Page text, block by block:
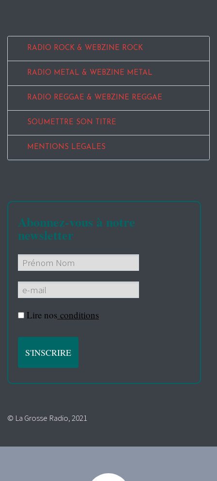
RADIO ROCK & WEBZINE ROCK
RADIO METAL & WEBZINE METAL
RADIO REGGAE & WEBZINE REGGAE
SOUMETTRE SON TITRE
MENTIONS LEGALES
Abonnez-vous à notre
newsletter
Lire nos conditions
© La Grosse Radio, 2021